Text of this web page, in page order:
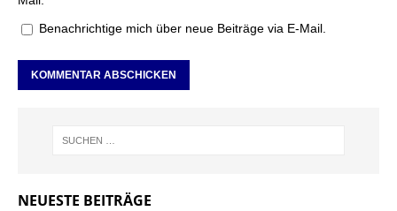
Benachrichtige mich über neue Beiträge via E-Mail.
NEUESTE BEITRÄGE